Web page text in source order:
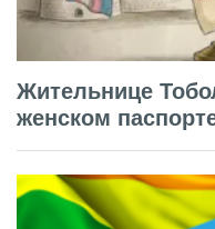
Жительнице
женском